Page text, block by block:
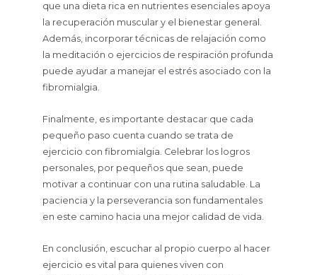
que una dieta rica en nutrientes esenciales apoya
la recuperación muscular y el bienestar general.
Además, incorporar técnicas de relajación como
la meditación o ejercicios de respiración profunda
puede ayudar a manejar el estrés asociado con la
fibromialgia.
Finalmente, es importante destacar que cada
pequeño paso cuenta cuando se trata de
ejercicio con fibromialgia. Celebrar los logros
personales, por pequeños que sean, puede
motivar a continuar con una rutina saludable. La
paciencia y la perseverancia son fundamentales
en este camino hacia una mejor calidad de vida.
En conclusión, escuchar al propio cuerpo al hacer
ejercicio es vital para quienes viven con